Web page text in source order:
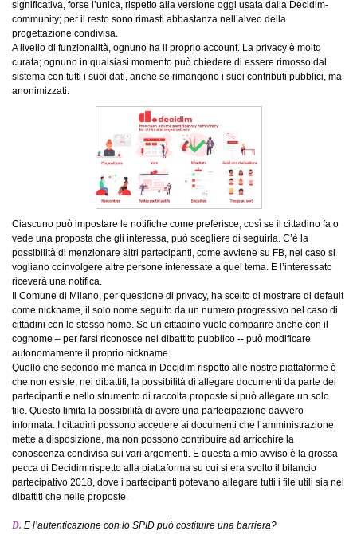
significativa, forse l’unica, rispetto alla versione oggi usata dalla Decidim-
community; per il resto sono rimasti abbastanza nell’alveo della
progettazione condivisa.
A livello di funzionalità, ognuno ha il proprio account. La privacy è molto
curata; ognuno in qualsiasi momento può chiedere di essere rimosso dal
sistema con tutti i suoi dati, anche se rimangono i suoi contributi pubblici, ma
anonimizzati.
Ciascuno può impostare le notifiche come preferisce, così se il cittadino fa o
vede una proposta che gli interessa, può scegliere di seguirla. C’è la
possibilità di menzionare altri partecipanti, come avviene su FB, nel caso si
vogliano coinvolgere altre persone interessate a quel tema. E l’interessato
riceverà una notifica.
Il Comune di Milano, per questione di privacy, ha scelto di mostrare di default
come nickname, il solo nome seguito da un numero progressivo nel caso di
cittadini con lo stesso nome. Se un cittadino vuole comparire anche con il
cognome – per farsi riconosce nel dibattito pubblico -- può modificare
autonomamente il proprio nickname.
Quello che secondo me manca in Decidim rispetto alle nostre piattaforme è
che non esiste, nei dibattiti, la possibilità di allegare documenti da parte dei
partecipanti e nello strumento di raccolta proposte si può allegare un solo
file. Questo limita la possibilità di avere una partecipazione davvero
informata. I cittadini possono accedere ai documenti che l’amministrazione
mette a disposizione, ma non possono contribuire ad arricchire la
conoscenza condivisa sui vari argomenti. E questa a mio avviso è la grossa
pecca di Decidim rispetto alla piattaforma su cui si era svolto il bilancio
partecipativo 2018, dove i partecipanti potevano allegare tutti i file utili sia nei
dibattiti che nelle proposte.
D. E l’autenticazione con lo SPID può costituire una barriera?